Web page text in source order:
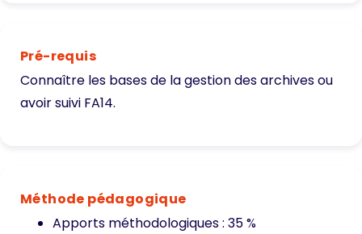
Pré-requis
Connaître les bases de la gestion des archives ou
avoir suivi FA14.
Méthode pédagogique
Apports méthodologiques : 35 %